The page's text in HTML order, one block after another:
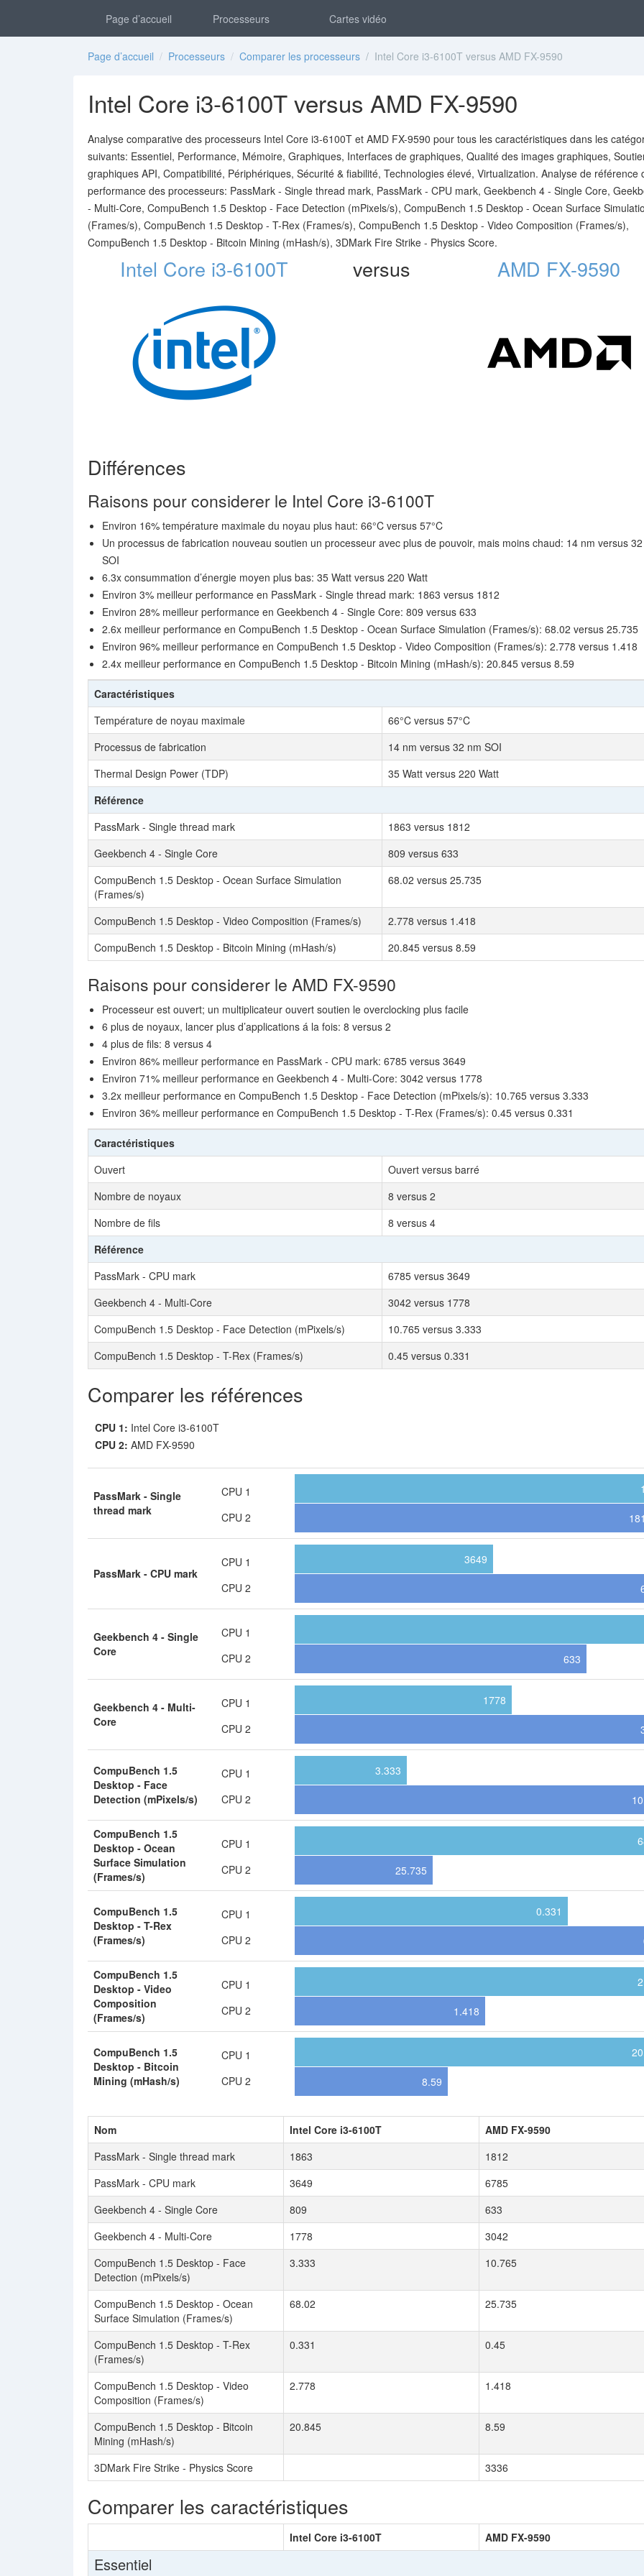
Page d’accueil Processeurs Cartes vidéo
Page d’accueil / Processeurs / Comparer les processeurs / Intel Core i3-6100T versus AMD FX-9590
Intel Core i3-6100T versus AMD FX-9590
Analyse comparative des processeurs Intel Core i3-6100T et AMD FX-9590 pour tous les caractéristiques dans les
suivants: Essentiel, Performance, Mémoire, Graphiques, Interfaces de graphiques, Qualité des images graphiques,
graphiques API, Compatibilité, Périphériques, Sécurité & fiabilité, Technologies élevé, Virtualization. Analyse de référence
performance des processeurs: PassMark - Single thread mark, PassMark - CPU mark, Geekbench 4 - Single Core,
- Multi-Core, CompuBench 1.5 Desktop - Face Detection (mPixels/s), CompuBench 1.5 Desktop - Ocean Surface
(Frames/s), CompuBench 1.5 Desktop - T-Rex (Frames/s), CompuBench 1.5 Desktop - Video Composition (Frames/s),
CompuBench 1.5 Desktop - Bitcoin Mining (mHash/s), 3DMark Fire Strike - Physics Score.
Intel Core i3-6100T versus AMD FX-9590
Différences
Raisons pour considerer le Intel Core i3-6100T
Environ 16% température maximale du noyau plus haut: 66°C versus 57°C
Un processus de fabrication nouveau soutien un processeur avec plus de pouvoir, mais moins chaud: 14 nm versus
SOI
6.3x consummation d’énergie moyen plus bas: 35 Watt versus 220 Watt
Environ 3% meilleur performance en PassMark - Single thread mark: 1863 versus 1812
Environ 28% meilleur performance en Geekbench 4 - Single Core: 809 versus 633
2.6x meilleur performance en CompuBench 1.5 Desktop - Ocean Surface Simulation (Frames/s): 68.02 versus 25.735
Environ 96% meilleur performance en CompuBench 1.5 Desktop - Video Composition (Frames/s): 2.778 versus 1.418
2.4x meilleur performance en CompuBench 1.5 Desktop - Bitcoin Mining (mHash/s): 20.845 versus 8.59
Caractéristiques
Température de noyau maximale
66°C versus 57°C
Processus de fabrication
14 nm versus 32 nm SOI
Thermal Design Power (TDP)
35 Watt versus 220 Watt
Référence
PassMark - Single thread mark
1863 versus 1812
Geekbench 4 - Single Core
809 versus 633
CompuBench 1.5 Desktop - Ocean Surface Simulation
(Frames/s)
68.02 versus 25.735
CompuBench 1.5 Desktop - Video Composition (Frames/s)
2.778 versus 1.418
CompuBench 1.5 Desktop - Bitcoin Mining (mHash/s)
20.845 versus 8.59
Raisons pour considerer le AMD FX-9590
Processeur est ouvert; un multiplicateur ouvert soutien le overclocking plus facile
6 plus de noyaux, lancer plus d’applications á la fois: 8 versus 2
4 plus de fils: 8 versus 4
Environ 86% meilleur performance en PassMark - CPU mark: 6785 versus 3649
Environ 71% meilleur performance en Geekbench 4 - Multi-Core: 3042 versus 1778
3.2x meilleur performance en CompuBench 1.5 Desktop - Face Detection (mPixels/s): 10.765 versus 3.333
Environ 36% meilleur performance en CompuBench 1.5 Desktop - T-Rex (Frames/s): 0.45 versus 0.331
Caractéristiques
Ouvert
Ouvert versus barré
Nombre de noyaux
8 versus 2
Nombre de fils
8 versus 4
Référence
PassMark - CPU mark
6785 versus 3649
Geekbench 4 - Multi-Core
3042 versus 1778
CompuBench 1.5 Desktop - Face Detection (mPixels/s)
10.765 versus 3.333
CompuBench 1.5 Desktop - T-Rex (Frames/s)
0.45 versus 0.331
Comparer les références
CPU 1: Intel Core i3-6100T
CPU 2: AMD FX-9590
PassMark - Single
thread mark
CPU 1
CPU 2
PassMark - CPU mark
CPU 1
CPU 2
3649
Geekbench 4 - Single
Core
CPU 1
CPU 2
633
Geekbench 4 - Multi-
Core
CPU 1
CPU 2
1778
CompuBench 1.5
Desktop - Face
Detection (mPixels/s)
CPU 1
CPU 2
3.333
CompuBench 1.5
Desktop - Ocean
Surface Simulation
(Frames/s)
CPU 1
CPU 2
25.735
CompuBench 1.5
Desktop - T-Rex
(Frames/s)
CPU 1
CPU 2
0.331
CompuBench 1.5
Desktop - Video
Composition
(Frames/s)
CPU 1
CPU 2
1.418
CompuBench 1.5
Desktop - Bitcoin
Mining (mHash/s)
CPU 1
CPU 2
8.59
Nom Intel Core i3-6100T
AMD FX-9590
PassMark - Single thread mark
1863
1812
PassMark - CPU mark
3649
6785
Geekbench 4 - Single Core
809
633
Geekbench 4 - Multi-Core
1778
3042
CompuBench 1.5 Desktop - Face
Detection (mPixels/s)
3.333 10.765
CompuBench 1.5 Desktop - Ocean
Surface Simulation (Frames/s)
68.02 25.735
CompuBench 1.5 Desktop - T-Rex
(Frames/s)
0.331 0.45
CompuBench 1.5 Desktop - Video
Composition (Frames/s)
2.778 1.418
CompuBench 1.5 Desktop - Bitcoin
Mining (mHash/s)
20.845 8.59
3DMark Fire Strike - Physics Score 3336
Comparer les caractéristiques
Intel Core i3-6100T AMD FX-9590
Essentiel